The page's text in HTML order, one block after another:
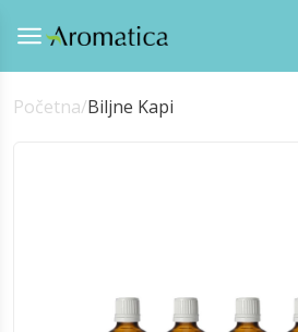
Početna/Biljne Kapi